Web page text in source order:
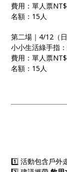
費用：單人票
名額：15人
第二場｜4/12（
小小生活綠手指
費用：單人票
名額：15人
1️⃣ 活動包含戶外